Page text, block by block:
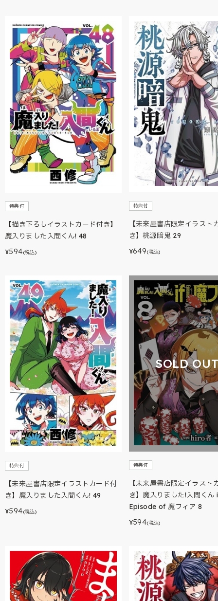
特典付
【描き下ろしイラストカード付き】
魔入りました入間くん! 48
¥594(税込)
特典付
【未来屋書店限定イラスト
き】桃源暗鬼 29
¥649(税込)
特典付
【未来屋書店限定イラストカード付
き】魔入りました入間くん! 49
¥594(税込)
SOLD
特典付
【未来屋書店限定イラスト
き】魔入りました!入間くん
Episode of 魔フィア 8
¥594(税込)